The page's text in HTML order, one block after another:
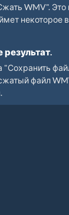
WMV". Это
некоторое
результат.
файл